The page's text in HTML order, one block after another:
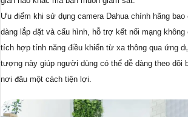
Ưu điểm khi sử dụng camera Dahua chính hãng
dàng lắp đặt và cấu hình, hỗ trợ kết nối mạng
tích hợp tính năng điều khiển từ xa thông qua ứng
tượng này giúp người dùng có thể dễ dàng theo dõi
nơi đâu một cách tiện lợi.